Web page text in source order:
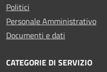
Politici
Personale Amministrativo
Documenti e dati
CATEGORIE DI SERVIZIO